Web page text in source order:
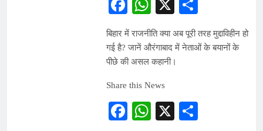
Facebook
WhatsApp
X
बिहार में राजनीति क्या अब पूरी तरह मुद्दाविहीन हो
गई है? जानें औरंगाबाद में नेताओं के बयानों के
पीछे की असल कहानी।
Share this News
Facebook
WhatsApp
X